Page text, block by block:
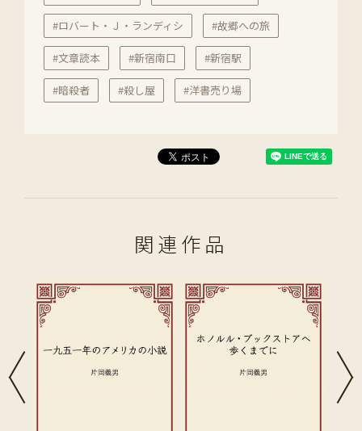
#ロバート・Ｊ・ランディシ #故郷への旅
#文章読本 #新宿南口 #新宿駅
#暗殺者 #殺し屋 #洋書売り場
関連作品